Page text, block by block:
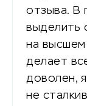
отзыва. В
выделить
на
делает
доволен,
не